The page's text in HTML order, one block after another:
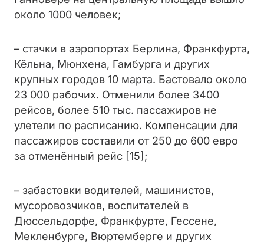
около 1000 человек;
– стачки в аэропортах Берлина, Франкфурта,
Кёльна, Мюнхена, Гамбурга и других
крупных городов 10 марта. Бастовало около
23 000 рабочих. Отменили более 3400
рейсов, более 510 тыс. пассажиров не
улетели по расписанию. Компенсации для
пассажиров составили от 250 до 600 евро
за отменённый рейс [15];
– забастовки водителей, машинистов,
мусоровозчиков, воспитателей в
Дюссельдорфе, Франкфурте, Гессене,
Мекленбурге, Вюртемберге и других